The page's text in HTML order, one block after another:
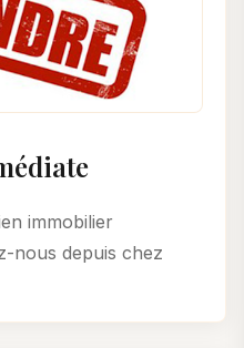
immobilier
nous depuis chez